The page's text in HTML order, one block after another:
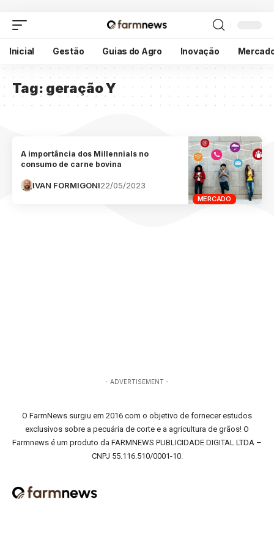
Inicial Gestão Guias do Agro Inovação
Tag: geração Y
MERCADO
A importância dos Millennials no
consumo de carne bovina
IVAN FORMIGONI22/05/2023
- ADVERTISEMENT -
O FarmNews surgiu em 2016 com o objetivo de fornecer estudos
exclusivos sobre a pecuária de corte e a agricultura de grãos! O
Farmnews é um produto da FARMNEWS PUBLICIDADE DIGITAL LTDA –
CNPJ 55.116.510/0001-10.